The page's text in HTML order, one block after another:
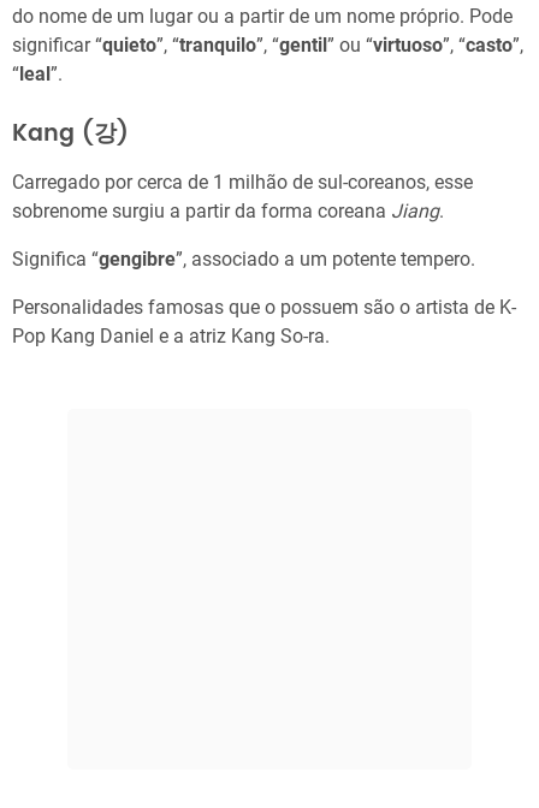
do nome de um lugar ou a partir de um nome próprio. Pode
significar “quieto”, “tranquilo”, “gentil” ou “virtuoso”, “casto”,
“leal”.
Kang (강)
Carregado por cerca de 1 milhão de sul-coreanos, esse
sobrenome surgiu a partir da forma coreana Jiang.
Significa “gengibre”, associado a um potente tempero.
Personalidades famosas que o possuem são o artista de K-
Pop Kang Daniel e a atriz Kang So-ra.